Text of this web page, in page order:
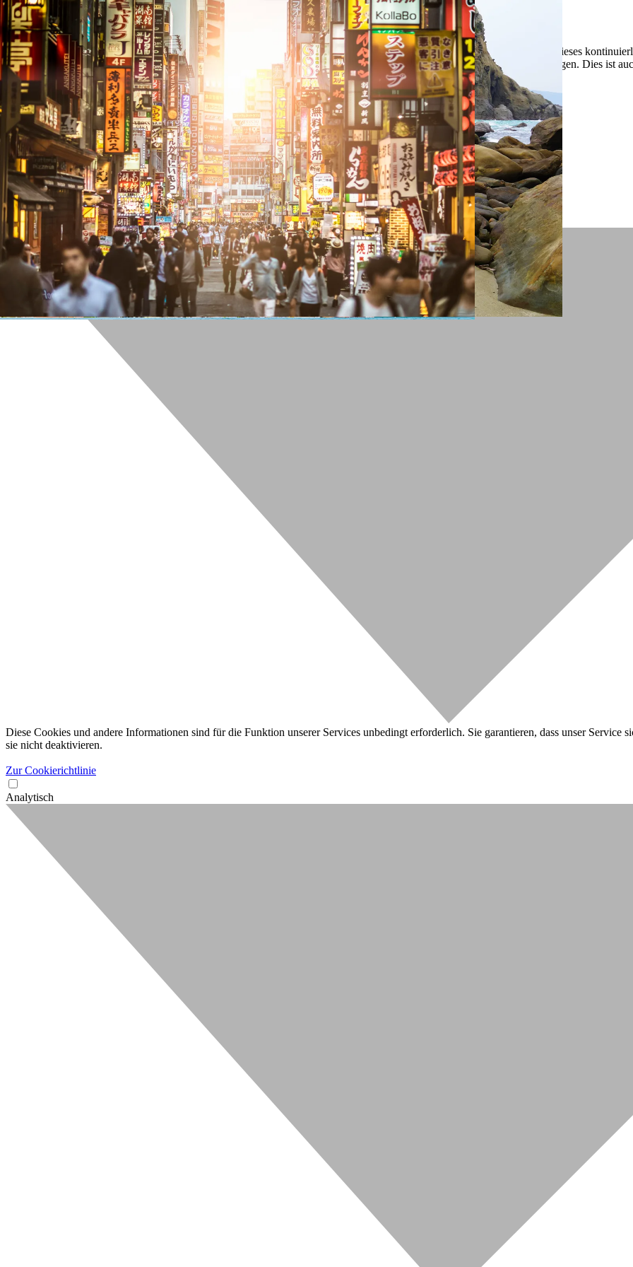
Nur notwendige Cookies
Unvergleichlich lecker
Mit dem Klick auf „geht klar” ermöglichen Sie uns Ihnen über Cookies ein verbessertes Nutzungserlebnis zu servieren und dieses
personalisierte Werbung und passende Angebote anzeigen. Über „anpassen” können Sie Ihre persönlichen Präferenzen festlegen. Dies
Cookies” werden lediglich technisch notwendige Cookies gespeichert.
Anpassen
Geht klar
Datenschutzerklärung
Cookierichtlinie Impressum
« zurück
Ihre Cookie-Präferenzen verwalten
Wählen Sie, welche Cookies Sie auf check24.de akzeptieren.
Die Cookierichtlinie finden Siehier.
Notwendig
Diese Cookies und andere Informationen sind für die Funktion unserer Services unbedingt erforderlich. Sie garantieren, dass unser
sie nicht deaktivieren.
Zur Cookierichtlinie
Analytisch